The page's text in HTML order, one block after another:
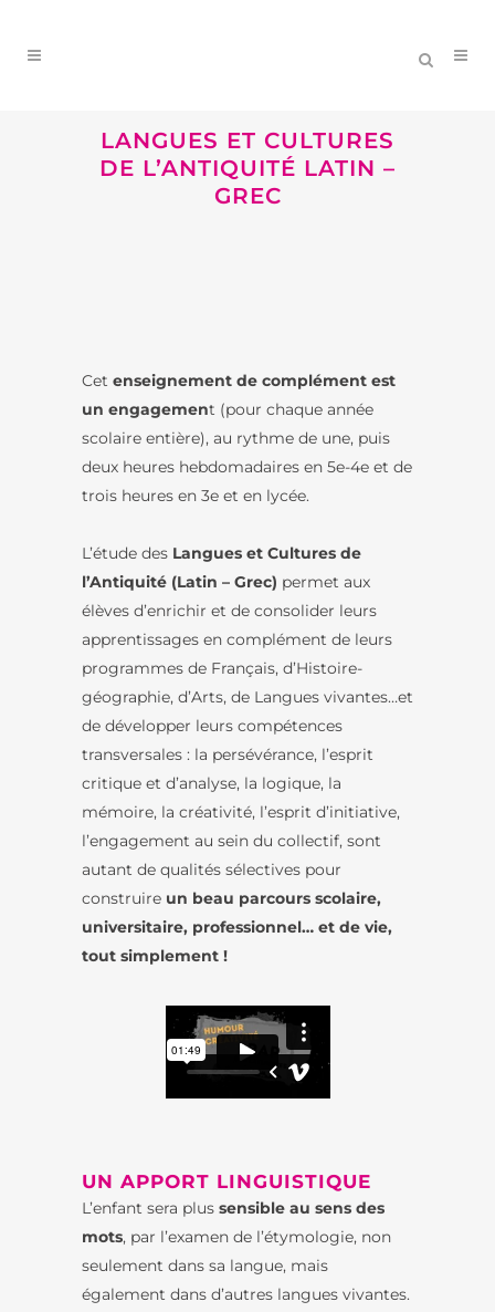
LANGUES ET CULTURES
DE L’ANTIQUITÉ LATIN –
GREC
Cet enseignement de complément est
un engagement (pour chaque année
scolaire entière), au rythme de une, puis
deux heures hebdomadaires en 5e-4e et de
trois heures en 3e et en lycée.
L’étude des Langues et Cultures de
l’Antiquité (Latin – Grec) permet aux
élèves d’enrichir et de consolider leurs
apprentissages en complément de leurs
programmes de Français, d’Histoire-
géographie, d’Arts, de Langues vivantes…et
de développer leurs compétences
transversales : la persévérance, l’esprit
critique et d’analyse, la logique, la
mémoire, la créativité, l’esprit d’initiative,
l’engagement au sein du collectif, sont
autant de qualités sélectives pour
construire un beau parcours scolaire,
universitaire, professionnel… et de vie,
tout simplement !
UN APPORT LINGUISTIQUE
L’enfant sera plus sensible au sens des
mots, par l’examen de l’étymologie, non
seulement dans sa langue, mais
également dans d’autres langues vivantes.